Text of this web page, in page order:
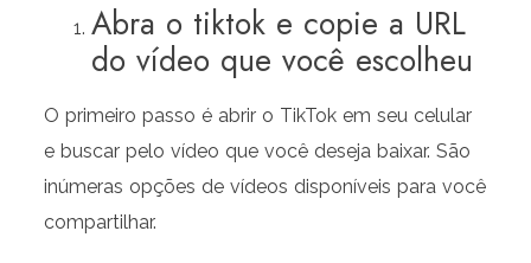
Abra o tiktok e copie a URL
do vídeo que você escolheu
O primeiro passo é abrir o TikTok em seu celular
e buscar pelo vídeo que você deseja baixar. São
inúmeras opções de vídeos disponíveis para você
compartilhar.